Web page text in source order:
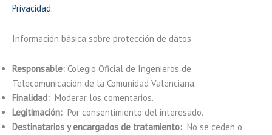
Privacidad.
Información básica sobre protección de datos
Responsable: Colegio Oficial de Ingenieros de
Telecomunicación de la Comunidad Valenciana.
Finalidad: Moderar los comentarios.
Legitimación: Por consentimiento del interesado.
Destinatarios y encargados de tratamiento: No se ceden o